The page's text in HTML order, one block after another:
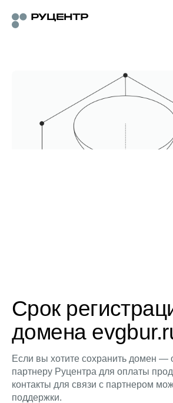
Срок
домена
Если вы хотите сохранить домен —
партнеру Руцентра для оплаты
контакты для связи с партнером
поддержки.